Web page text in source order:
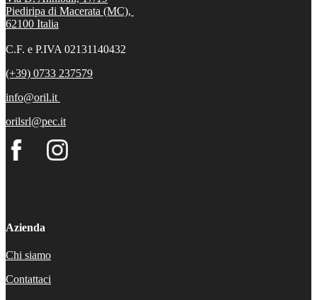
Piediripa di Macerata (MC),
62100 Italia
C.F. e P.IVA 02131140432
(+39) 0733 237579
info@oril.it
orilsrl@pec.it
Azienda
Chi siamo
Contattaci